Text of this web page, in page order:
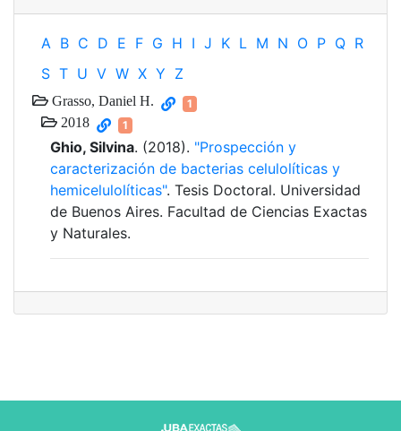
A B C D E F G H I J K L M N O P Q R
S T U V W X Y Z
Grasso, Daniel H. 1
2018 1
Ghio, Silvina. (2018). "Prospección y
caracterización de bacterias celulolíticas y
hemicelulolíticas". Tesis Doctoral. Universidad
de Buenos Aires. Facultad de Ciencias Exactas
y Naturales.